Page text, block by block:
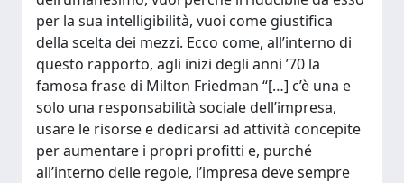
per la sua intelligibilità, vuoi come giustifica
della scelta dei mezzi. Ecco come, all’interno di
questo rapporto, agli inizi degli anni ’70 la
famosa frase di Milton Friedman “[…] c’è una e
solo una responsabilità sociale dell’impresa,
usare le risorse e dedicarsi ad attività concepite
per aumentare i propri profitti e, purché
all’interno delle regole, l’impresa deve sempre